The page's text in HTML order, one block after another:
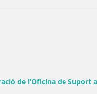
de l'Oficina de Suport